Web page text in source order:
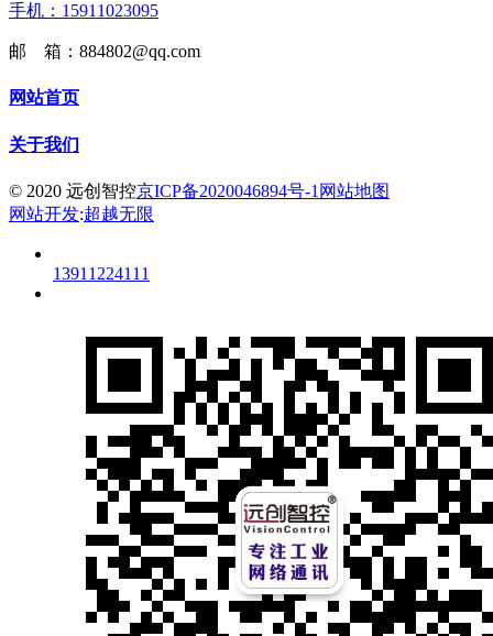
手机：15911023095
邮 箱：884802@qq.com
网站首页
关于我们
© 2020 远创智控京ICP备2020046894号-1 网站地图
网站开发:超越无限
13911224111